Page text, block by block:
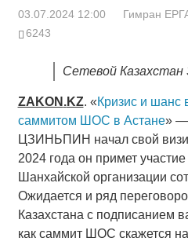
03.07.2024 12:00 Гимран
6243
Сетевой Казахстан
ZAKON .KZ. «Кризис и шанс
саммитом ШОС в Астане» —
ЦЗИНЬПИН начал свой
2024 года он примет
Шанхайской организации
Ожидается и ряд
Казахстана с подписанием
как саммит ШОС скажется на